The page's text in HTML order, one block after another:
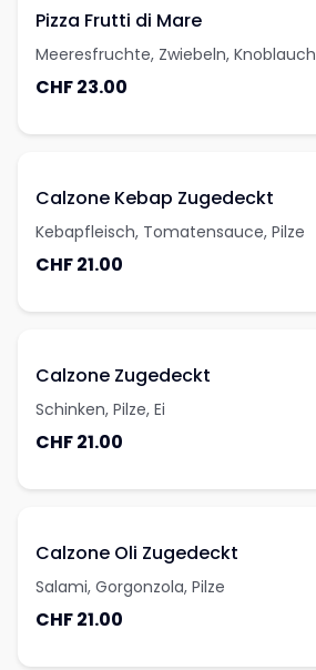
Pizza Frutti di Mare
Meeresfruchte, Zwiebeln, Knoblauch
CHF 23.00
Calzone Kebap Zugedeckt
Kebapfleisch, Tomatensauce, Pilze
CHF 21.00
Calzone Zugedeckt
Schinken, Pilze, Ei
CHF 21.00
Calzone Oli Zugedeckt
Salami, Gorgonzola, Pilze
CHF 21.00